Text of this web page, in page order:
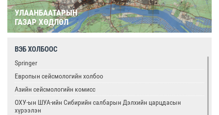
УЛААНБААТАРЫН
ГАЗАР ХӨДЛӨЛ
ВЭБ ХОЛБООС
Springer
Европын сейсмологийн холбоо
Азийн сейсмологийн комисс
ОХУ-ын ШУА-ийн Сибирийн салбарын Дэлхийн царцдасын
хүрээлэн